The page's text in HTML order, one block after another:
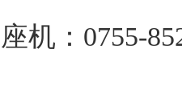
座机：0755-